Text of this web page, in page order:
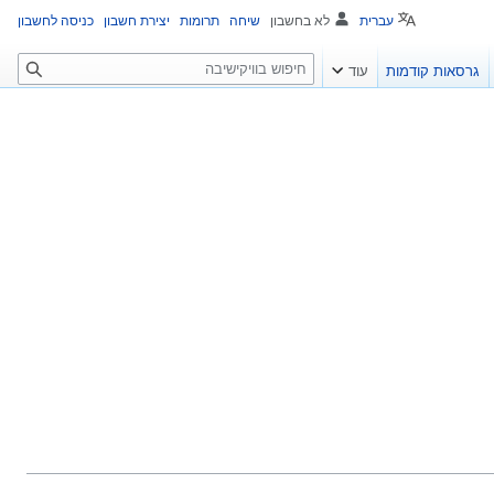
עברית לא בחשבון שיחה תרומות יצירת חשבון כניסה לחשבון
גרסאות קודמות עוד
ח
י